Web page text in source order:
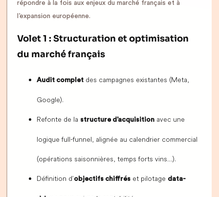
répondre à la fois aux enjeux du marché français et à
l’expansion européenne.
Volet 1 : Structuration et optimisation
du marché français
Audit complet des campagnes existantes (Meta,
Google).
Refonte de la structure d’acquisition avec une
logique full-funnel, alignée au calendrier commercial
(opérations saisonnières, temps forts vins…).
Définition d’objectifs chiffrés et pilotage data-